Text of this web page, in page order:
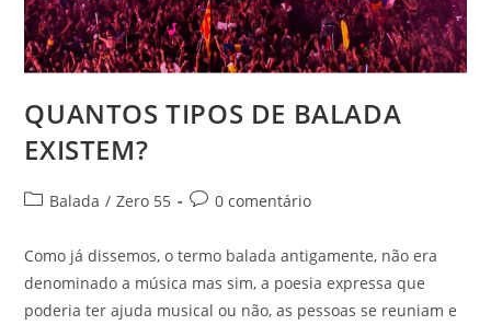
QUANTOS TIPOS DE BALADA
EXISTEM?
Categoria
Balada / Zero 55
Comentários
0 comentário
Como já dissemos, o termo balada antigamente, não era
denominado a música mas sim, a poesia expressa que
poderia ter ajuda musical ou não, as pessoas se reuniam e